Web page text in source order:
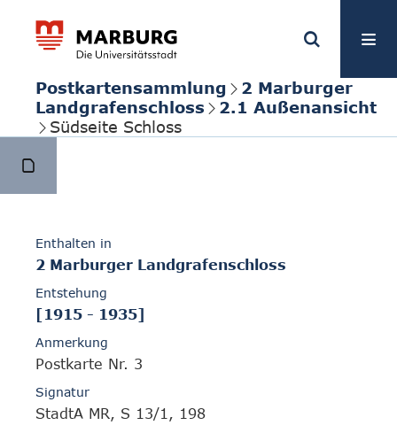
Postkartensammlung
2 Marburger
Landgrafenschloss
2.1 Außenansicht
Südseite Schloss
Enthalten in
2 Marburger Landgrafenschloss
Entstehung
[1915 - 1935]
Anmerkung
Postkarte Nr. 3
Signatur
StadtA MR, S 13/1, 198